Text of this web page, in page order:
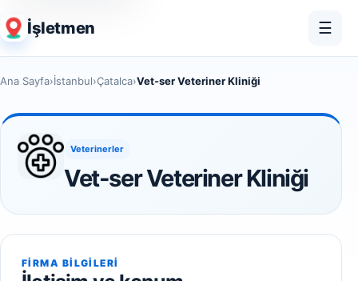
İşletmen ☰
Ana Sayfa›İstanbul›Çatalca›Vet-ser Veteriner Kliniği
Veterinerler
Vet-ser Veteriner Kliniği
FIRMA BILGILERI